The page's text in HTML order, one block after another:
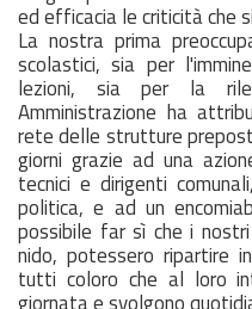
ed efficacia le criticità che
La nostra prima
scolastici, sia per
lezioni, sia per la
Amministrazione ha
rete delle strutture
giorni grazie ad una
tecnici e dirigenti
politica, e ad un
possibile far sì che i
nido, potessero ripartire
tutti coloro che al loro